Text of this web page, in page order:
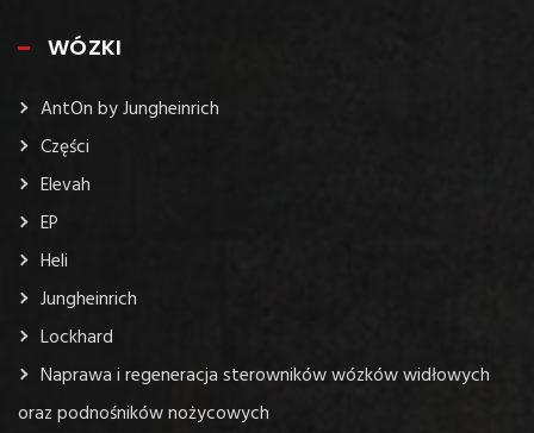
WÓZKI
AntOn by Jungheinrich
Części
Elevah
EP
Heli
Jungheinrich
Lockhard
Naprawa i regeneracja sterowników wózków widłowych
oraz podnośników nożycowych